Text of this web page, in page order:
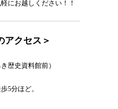
にお越しください！！
アクセス＞
歴史資料館前）
5分ほど。